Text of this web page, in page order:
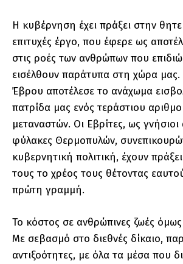
Η κυβέρνηση έχει πράξει στην
επιτυχές έργο, που έφερε ως
στις ροές των ανθρώπων που
εισέλθουν παράτυπα στη χώρα
Έβρου αποτέλεσε το ανάχωμα
πατρίδα μας ενός τεράστιου
μεταναστών. Οι Εβρίτες, ως γνήσιοι
φύλακες Θερμοπυλών,
κυβερνητική πολιτική, έχουν
τους το χρέος τους θέτοντας
πρώτη γραμμή.
Το κόστος σε ανθρώπινες ζωές όμως
Με σεβασμό στο διεθνές δίκαιο,
αντιξοότητες, με όλα τα μέσα που